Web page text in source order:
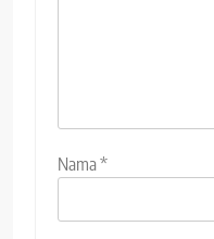
Nama*